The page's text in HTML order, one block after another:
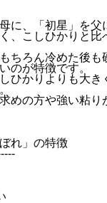
に、「初星」を
、こしひかりと比
ちろん冷めた後も
のが特徴です。
ひかりよりも大き
めの方や強い粘り
れ」の特徴